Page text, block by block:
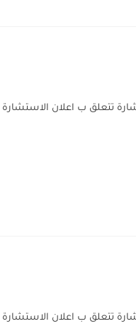
ب اعلان الاستشارة 19.25تنزيل
ب اعلان الاستشارة 18.25تنزيل